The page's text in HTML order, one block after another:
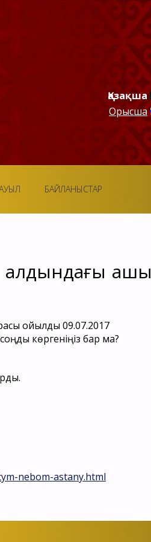
Қазақша
Орысша
БАЙЛАНЫСТАР
алдындағы ашық
09.07.2017
көргеніңіз бар ма?
nebom-astany.html